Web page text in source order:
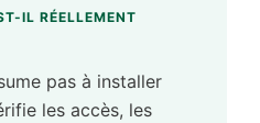
IL RÉELLEMENT
pas à installer
les accès, les